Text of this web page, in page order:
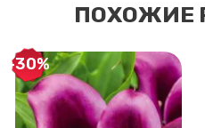
ПОХОЖИЕ
-30%